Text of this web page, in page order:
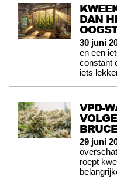
DAN
30 juni
en een
constant
iets
VPD-
29 juni
roept